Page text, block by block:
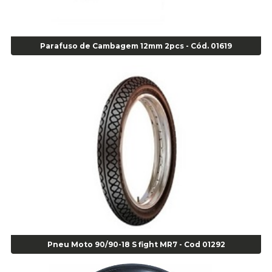
Agulha para Aplicação Vipstem- Vipal - Cod 02558
Alicate Anéis Interno Reto 3.3/8 pol x 6.1/2 pol - cod 00977
Alicate Bico Curvo - Cod 01781
Alicate Bico Reto - Cod 02804
Alicate Bico Reto para Anéis Internos - Cod 00892
Alicate Bico Reto Tipo Telefone - Cod 02911
Alicate Bomba D Água - Cod 01326
Alicate Corte Diagonal - Cod 02138
Alicate Corte Frontal - Cod 02685
Alicate Corte Frontal - Cod 02685
Alicate de Corte Diagonal - cod 02138
Alicate de Pressão Corneta (Cód. 01780)
Parafuso de Cambagem 12mm 2pcs - Cód. 01619
Pneu Moto 90/90-18 S fight MR7 - Cod 01292